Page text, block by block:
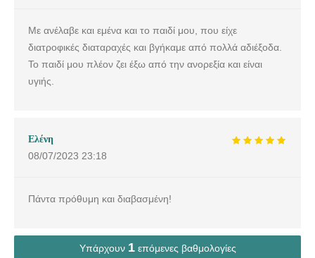
Με ανέλαβε και εμένα και το παιδί μου, που είχε
διατροφικές διαταραχές και βγήκαμε από πολλά αδιέξοδα.
Το παιδί μου πλέον ζει έξω από την ανορεξία και είναι
υγιής.
Ελένη
08/07/2023 23:18
Πάντα πρόθυμη και διαβασμένη!
Υπάρχουν 1επόμενες βαθμολογίες